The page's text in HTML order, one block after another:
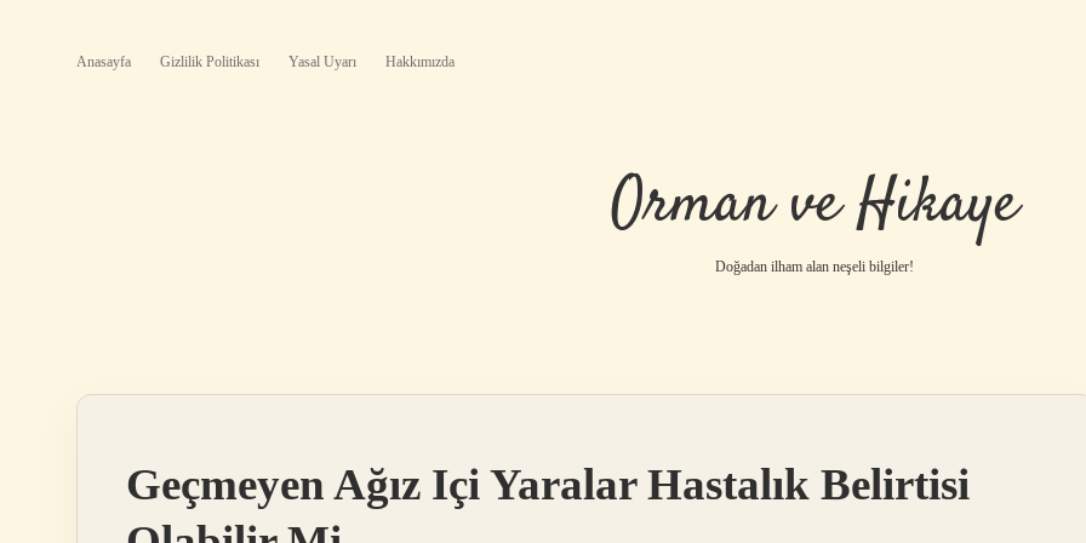
Anasayfa Gizlilik Politikası Yasal Uyarı Hakkımızda
Orman ve Hikaye
Doğadan ilham alan neşeli bilgiler!
Geçmeyen Ağız Içi Yaralar Hastalık Belirtisi